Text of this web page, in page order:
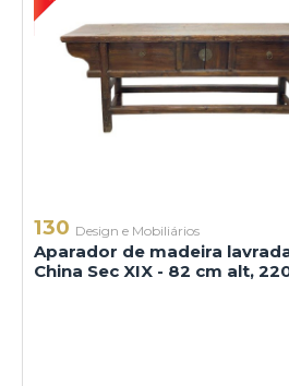
130 Design e Mobiliários
Aparador de madeira
China Sec XIX - 82 cm alt,